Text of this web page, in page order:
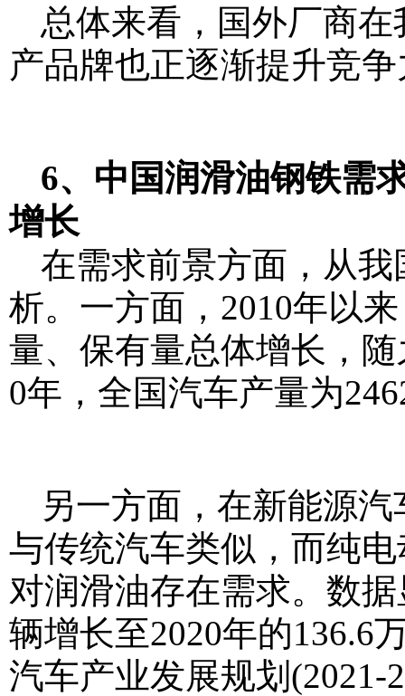
总体来看，国外厂商
产品牌也正逐渐提升竞
6、中国润滑油钢铁需
增长
在需求前景方面，从
析。一方面，2010年以
量、保有量总体增长，
0年，全国汽车产量为
另一方面，在新能源
与传统汽车类似，而纯
对润滑油存在需求。数
辆增长至2020年的136.6
汽车产业发展规划(2021-